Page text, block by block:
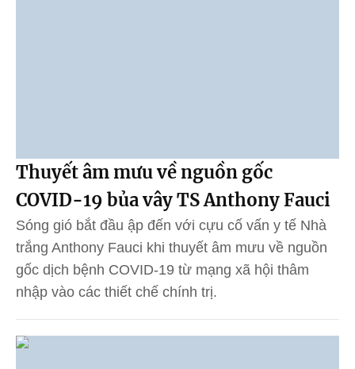
Thuyết âm mưu về nguồn gốc
COVID-19 bủa vây TS Anthony Fauci
Sóng gió bắt đầu ập đến với cựu cố vấn y tế Nhà
trắng Anthony Fauci khi thuyết âm mưu về nguồn
gốc dịch bệnh COVID-19 từ mạng xã hội thâm
nhập vào các thiết chế chính trị.